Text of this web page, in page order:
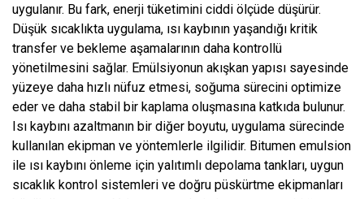
uygulanır. Bu fark, enerji tüketimini ciddi ölçüde düşürür.
Düşük sıcaklıkta uygulama, ısı kaybının yaşandığı kritik
transfer ve bekleme aşamalarının daha kontrollü
yönetilmesini sağlar. Emülsiyonun akışkan yapısı sayesinde
yüzeye daha hızlı nüfuz etmesi, soğuma sürecini optimize
eder ve daha stabil bir kaplama oluşmasına katkıda bulunur.
Isı kaybını azaltmanın bir diğer boyutu, uygulama sürecinde
kullanılan ekipman ve yöntemlerle ilgilidir. Bitumen emulsion
ile ısı kaybını önleme için yalıtımlı depolama tankları, uygun
sıcaklık kontrol sistemleri ve doğru püskürtme ekipmanları